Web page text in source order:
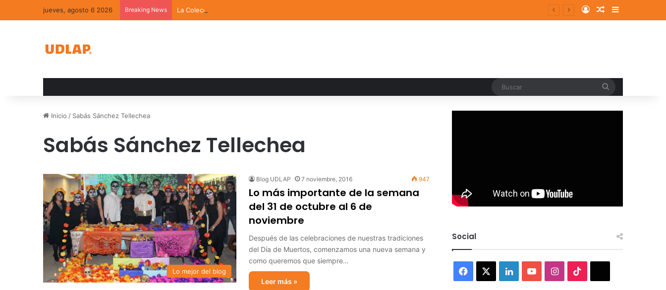
jueves, agosto 6 2026 Breaking News La Colección de Arte UDLAP fortalece su acervo con nuevas obras de artistas emergentes y consolidados Log InRandom Article
Sidebar
Inicio / Sabás Sánchez Tellechea
Sabás Sánchez Tellechea
Lo mejor del blog
Blog UDLAP 7 noviembre, 2016 947
Lo más importante de la semana
del 31 de octubre al 6 de
noviembre
Después de las celebraciones de nuestras tradiciones
del Día de Muertos, comenzamos una nueva semana y
como queremos que siempre…
Leer más »
Social
Facebook LinkedInYouTubeInstagram